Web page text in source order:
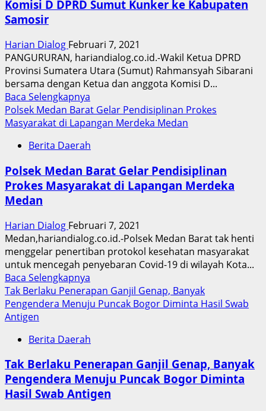
1
Sejahtera
Masyarakat,
MENSOS
RI
Berikan
Apresiasi
SMSI
Hari
Pers
Nasional
2021
Komisi D DPRD Sumut Kunker ke Kabupaten
Samosir
Harian Dialog Februari 7, 2021
PANGURURAN, hariandialog.co.id.-Wakil Ketua DPRD
Provinsi Sumatera Utara (Sumut) Rahmansyah Sibarani
bersama dengan Ketua dan anggota Komisi D...
Baca Selengkapnya
more
about
D
Sumut
Kunker
Samosir
Polsek Medan Barat Gelar Pendisiplinan Prokes
Masyarakat di Lapangan Merdeka Medan
Berita Daerah
Polsek Medan Barat Gelar Pendisiplinan
Prokes Masyarakat di Lapangan Merdeka
Medan
Harian Dialog Februari 7, 2021
Medan,hariandialog.co.id.-Polsek Medan Barat tak henti
menggelar penertiban protokol kesehatan masyarakat
untuk mencegah penyebaran Covid-19 di wilayah Kota...
Baca Selengkapnya
more
about
Barat
Pendisiplinan
Prokes
Masyarakat
Tak Berlaku Penerapan Ganjil Genap, Banyak
Pengendera Menuju Puncak Bogor Diminta Hasil Swab
Antigen
Berita Daerah
Tak Berlaku Penerapan Ganjil Genap, Banyak
Pengendera Menuju Puncak Bogor Diminta
Hasil Swab Antigen